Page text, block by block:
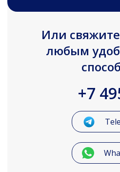
Или
любым
+7